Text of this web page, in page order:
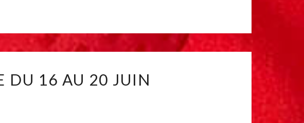
DU 16 AU 20 JUIN